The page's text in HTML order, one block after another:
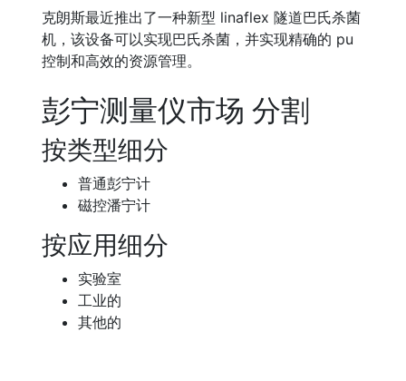
克朗斯最近推出了一种新型 linaflex 隧道巴氏杀菌
机，该设备可以实现巴氏杀菌，并实现精确的 pu
控制和高效的资源管理。
彭宁测量仪市场 分割
按类型细分
普通彭宁计
磁控潘宁计
按应用细分
实验室
工业的
其他的